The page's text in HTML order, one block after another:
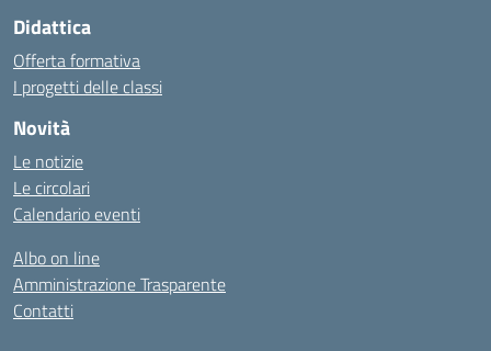
Didattica
Offerta formativa
I progetti delle classi
Novità
Le notizie
Le circolari
Calendario eventi
Albo on line
Amministrazione Trasparente
Contatti